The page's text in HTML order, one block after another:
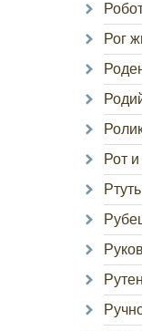
Рог
Рот
Ртуть